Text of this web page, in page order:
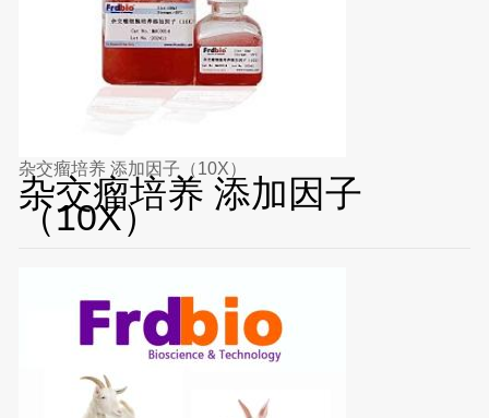
杂交瘤培养 添加因子（10X）
杂交瘤培养 添加因子
（10X）